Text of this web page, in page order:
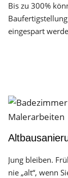
Bis zu 300%
eingespart
Jung bleiben.
nie „alt“, wenn